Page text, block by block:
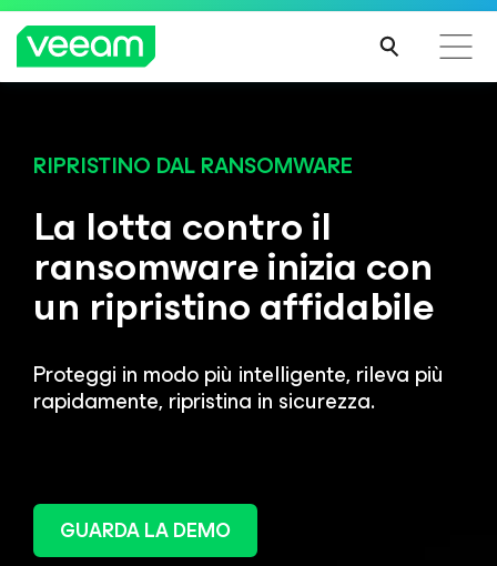
dall'aggiornamento dei contenuti di CrowdStrike
SAPE
RNE
DI
PIÙ
Protezione incrollabile e ripristino senza pari incontrano un
potenziale illimitato a VeeamON
REGISTRATI GRATIS
RIPRISTINO DAL RANSOMWARE
La lotta contro il
ransomware inizia con
un ripristino affidabile
Proteggi in modo più intelligente, rileva più
rapidamente, ripristina in sicurezza.
GUARDA LA DEMO